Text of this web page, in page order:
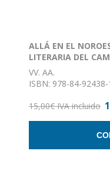
ALLÁ EN EL
LITERARIA DEL
VV. AA.
ISBN: 978-84-
Encuadernación:
15,00€ IVA incluido